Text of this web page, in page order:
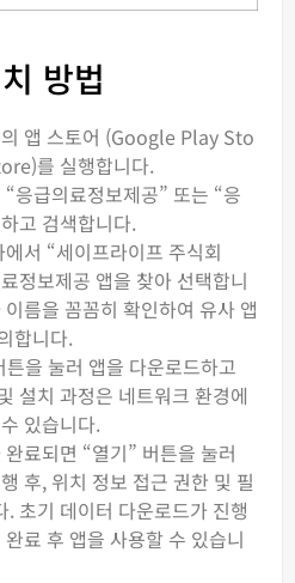
방법
앱 스토어 (Google Play Sto
를 실행합니다.
응급의료정보제공” 또는 “응
고 검색합니다.
서 “세이프라이프 주식회
정보제공 앱을 찾아 선택합니
름을 꼼꼼히 확인하여 유사 앱
합니다.
을 눌러 앱을 다운로드하고
설치 과정은 네트워크 환경에
있습니다.
료되면 “열기” 버튼을 눌러
후, 위치 정보 접근 권한 및 필
초기 데이터 다운로드가 진행
료 후 앱을 사용할 수 있습니